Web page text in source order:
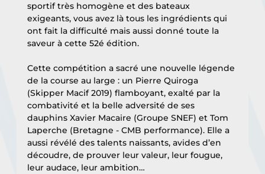
sportif très homogène et des bateaux
exigeants, vous avez là tous les ingrédients qui
ont fait la difficulté mais aussi donné toute la
saveur à cette 52é édition.
Cette compétition a sacré une nouvelle légende
de la course au large : un Pierre Quiroga
(Skipper Macif 2019) flamboyant, exalté par la
combativité et la belle adversité de ses
dauphins Xavier Macaire (Groupe SNEF) et Tom
Laperche (Bretagne - CMB performance). Elle a
aussi révélé des talents naissants, avides d’en
découdre, de prouver leur valeur, leur fougue,
leur audace, leur ambition…